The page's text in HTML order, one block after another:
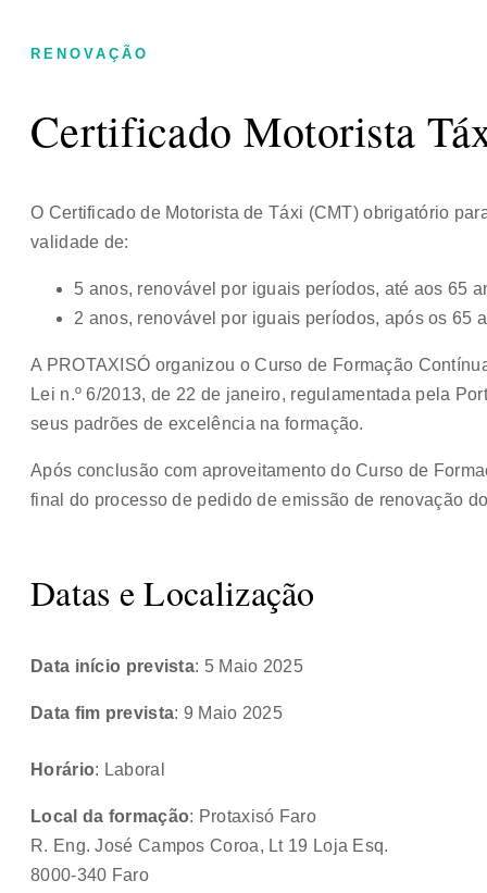
RENOVAÇÃO
Certificado Motorista
O Certificado de Motorista de Táxi (CMT) obrigatório
validade de:
5 anos, renovável por iguais períodos, até aos 65
2 anos, renovável por iguais períodos, após os 65
A PROTAXISÓ organizou o Curso de Formação
Lei n.º 6/2013, de 22 de janeiro, regulamentada pela
seus padrões de excelência na formação.
Após conclusão com aproveitamento do Curso de
final do processo de pedido de emissão de renovação
Datas e Localização
Data início prevista: 5 Maio 2025
Data fim prevista: 9 Maio 2025
Horário: Laboral
Local da formação: Protaxisó Faro
R. Eng. José Campos Coroa, Lt 19 Loja Esq.
8000-340 Faro